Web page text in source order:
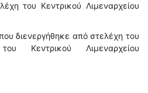
του Κεντρικού Λιμεναρχείου
διενεργήθηκε από στελέχη του
Κεντρικού Λιμεναρχείου